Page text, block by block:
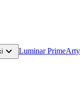
expand_more Luminar Prime